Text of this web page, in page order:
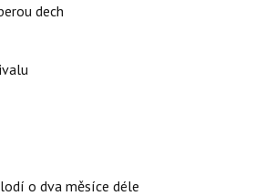
dech
o dva měsíce déle